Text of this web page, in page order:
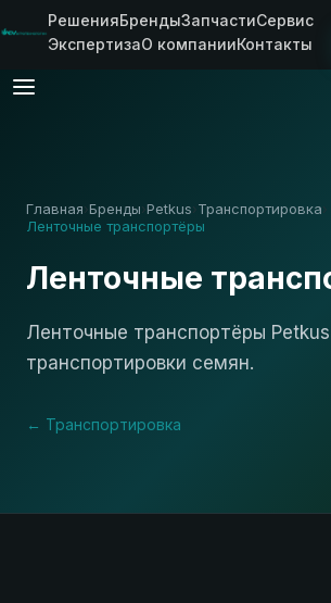
РешенияБрендыЗапчастиСервис
ЭкспертизаО компанииКонтакты
Главная› Бренды Petkus Транспортировка
Ленточные транспортёры
Ленточные
Ленточные транспортёры
транспортировки семян.
← Транспортировка